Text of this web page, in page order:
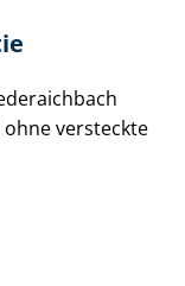
versteckte